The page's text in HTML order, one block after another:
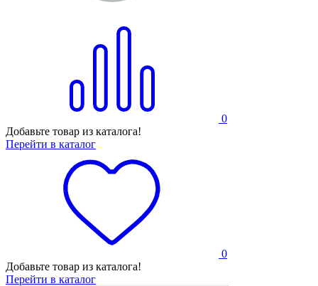
0
Добавьте товар из каталога!
Перейти в каталог
0
Добавьте товар из каталога!
Перейти в каталог